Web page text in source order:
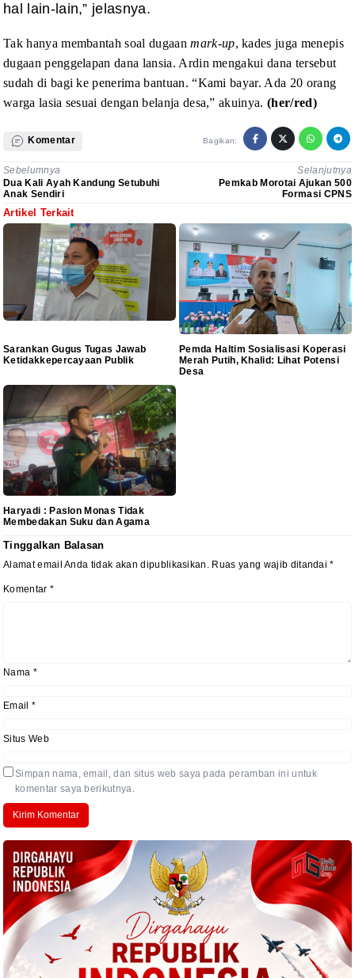
hal lain-lain,” jelasnya.
Tak hanya membantah soal dugaanmark-up, kades juga menepis
dugaan penggelapan dana lansia. Ardin mengakui dana tersebut
sudah di bagi ke penerima bantuan. “Kami bayar. Ada 20 orang
warga lasia sesuai dengan belanja desa,” akuinya.(her/red)
Komentar Bagikan:
Sebelumnya
Dua Kali Ayah Kandung Setubuhi
Anak Sendiri
Selanjutnya
Pemkab Morotai Ajukan 500
Formasi CPNS
Artikel Terkait
Sarankan Gugus Tugas Jawab
Ketidakkepercayaan Publik
Pemda Haltim Sosialisasi Koperasi
Merah Putih, Khalid: Lihat Potensi
Desa
Haryadi : Paslon Monas Tidak
Membedakan Suku dan Agama
Tinggalkan Balasan
Alamat email Anda tidak akan dipublikasikan. Ruas yang wajib ditandai*
Komentar *
Nama *
Email *
Situs Web
Simpan nama, email, dan situs web saya pada peramban ini untuk
komentar saya berikutnya.